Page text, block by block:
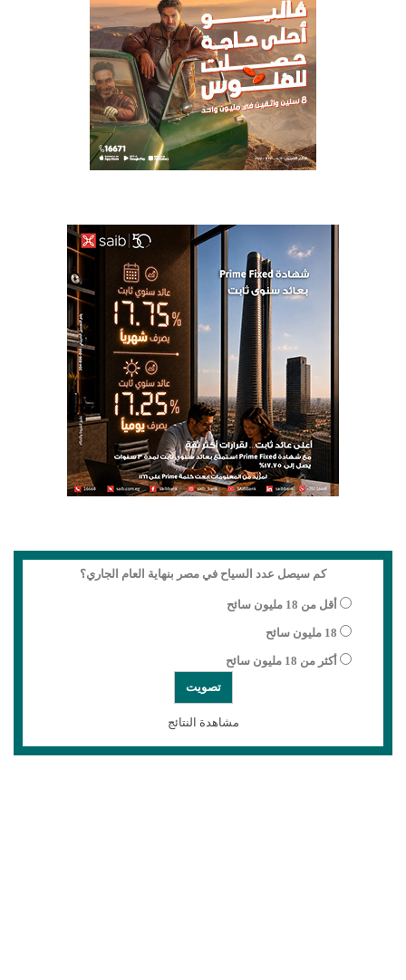
كم سيصل عدد السياح في مصر بنهاية العام الجاري؟
أقل من 18 مليون سائح
18 مليون سائح
أكثر من 18 مليون سائح
مشاهدة النتائج